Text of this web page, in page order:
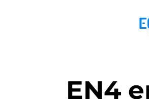
EN4